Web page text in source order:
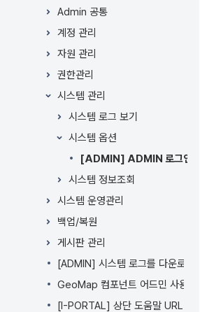
Admin 공통
계정 관리
자원 관리
권한관리
시스템 관리
시스템 로그 보기
시스템 옵션
[ADMIN] ADMIN 로그인 시
시스템 정보조회
시스템 운영관리
백업/복원
게시판 관리
[ADMIN] 시스템 로그를 다운로드
GeoMap 컴포넌트 어드민 사용 가
[I-PORTAL] 상단 도움말 URL 설